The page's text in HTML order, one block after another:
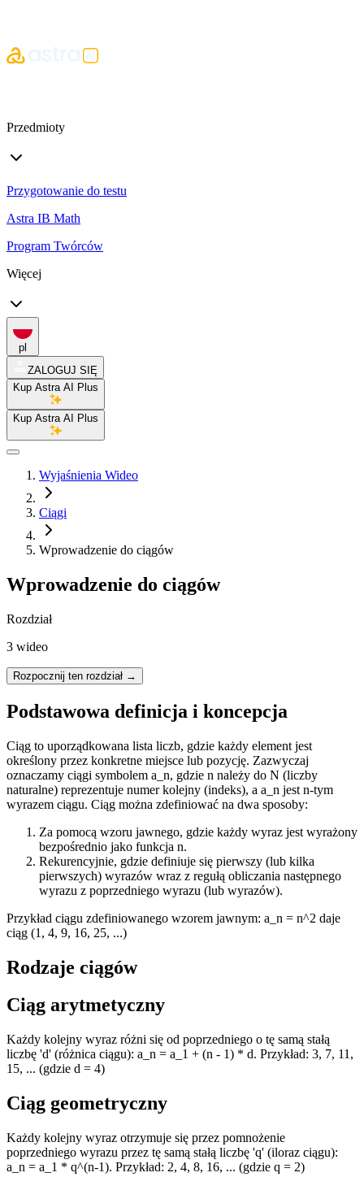
Przedmioty
Przygotowanie do testu
Astra IB Math
Program Twórców
Więcej
pl
ZALOGUJ SIĘ
Kup Astra AI Plus
Kup Astra AI Plus
Wyjaśnienia Wideo
Ciągi
Wprowadzenie do ciągów
Wprowadzenie do ciągów
Rozdział
3 wideo
Rozpocznij ten rozdział →
Podstawowa definicja i koncepcja
Ciąg to uporządkowana lista liczb, gdzie każdy element jest
określony przez konkretne miejsce lub pozycję. Zazwyczaj
oznaczamy ciągi symbolem a_n, gdzie n należy do N (liczby
naturalne) reprezentuje numer kolejny (indeks), a a_n jest n-tym
wyrazem ciągu. Ciąg można zdefiniować na dwa sposoby:
Za pomocą wzoru jawnego, gdzie każdy wyraz jest wyrażony
bezpośrednio jako funkcja n.
Rekurencyjnie, gdzie definiuje się pierwszy (lub kilka
pierwszych) wyrazów wraz z regułą obliczania następnego
wyrazu z poprzedniego wyrazu (lub wyrazów).
Przykład ciągu zdefiniowanego wzorem jawnym: a_n = n^2 daje
ciąg (1, 4, 9, 16, 25, ...)
Rodzaje ciągów
Ciąg arytmetyczny
Każdy kolejny wyraz różni się od poprzedniego o tę samą stałą
liczbę 'd' (różnica ciągu): a_n = a_1 + (n - 1) * d. Przykład: 3, 7, 11,
15, ... (gdzie d = 4)
Ciąg geometryczny
Każdy kolejny wyraz otrzymuje się przez pomnożenie
poprzedniego wyrazu przez tę samą stałą liczbę 'q' (iloraz ciągu):
a_n = a_1 * q^(n-1). Przykład: 2, 4, 8, 16, ... (gdzie q = 2)